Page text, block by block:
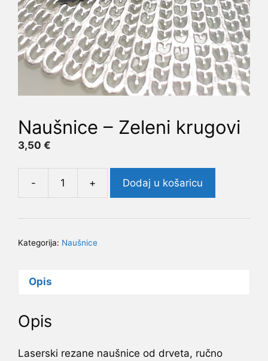
Naušnice – Zeleni krugovi
3,50 €
-
Naušnice
Zeleni
+ Dodaj u košaricu
Kategorija: Naušnice
Opis
Opis
Laserski rezane naušnice od drveta, ručno